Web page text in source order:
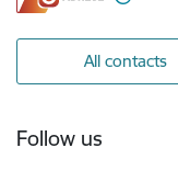
All contacts
Follow us